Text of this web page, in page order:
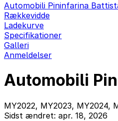
Automobili Pininfarina
Rækkevidde
Ladekurve
Specifikationer
Galleri
Anmeldelser
Automobili
MY2022, MY2023, MY2024,
Sidst ændret: apr. 18, 2026